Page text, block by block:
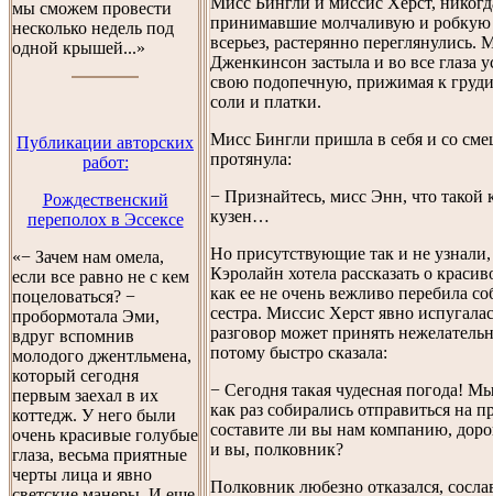
мы сможем провести
несколько недель под
одной крышей...»
Публикации авторских
работ:
Рождественский
переполох в Эссексе
«− Зачем нам омела,
если все равно не с кем
поцеловаться? −
пробормотала Эми,
вдруг вспомнив
молодого джентльмена,
который сегодня
первым заехал в их
коттедж. У него были
очень красивые голубые
глаза, весьма приятные
черты лица и явно
принимавшие молчаливую и робкую
всерьез, растерянно переглянулись.
Дженкинсон застыла и во все глаза
свою подопечную, прижимая к
соли и платки.
Мисс Бингли пришла в себя и со
протянула:
− Признайтесь, мисс Энн, что такой
кузен…
Но присутствующие так и не
Кэролайн хотела рассказать о
как ее не очень вежливо перебила
сестра. Миссис Херст явно
разговор может принять
потому быстро сказала:
− Сегодня такая чудесная погода!
как раз собирались отправиться на
составите ли вы нам компанию,
и вы, полковник?
Полковник любезно отказался,